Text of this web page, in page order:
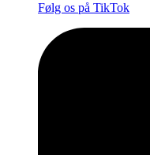
Følg os på TikTok